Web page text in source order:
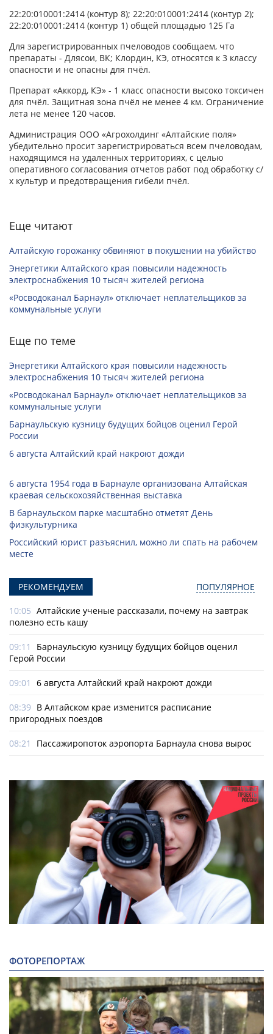
22:20:010001:2414 (контур 8); 22:20:010001:2414 (контур 2);
22:20:010001:2414 (контур 1) общей площадью 125 Га
Для зарегистрированных пчеловодов сообщаем, что
препараты - Длясои, ВК; Клордин, КЭ, относятся к 3 классу
опасности и не опасны для пчёл.
Препарат «Аккорд, КЭ» - 1 класс опасности высоко токсичен
для пчёл. Защитная зона пчёл не менее 4 км. Ограничение
лета не менее 120 часов.
Администрация ООО «Агрохолдинг «Алтайские поля»
убедительно просит зарегистрироваться всем пчеловодам,
находящимся на удаленных территориях, с целью
оперативного согласования отчетов работ под обработку с/
х культур и предотвращения гибели пчёл.
Еще читают
Алтайскую горожанку обвиняют в покушении на убийство
Энергетики Алтайского края повысили надежность
электроснабжения 10 тысяч жителей региона
«Росводоканал Барнаул» отключает неплательщиков за
коммунальные услуги
Еще по теме
Энергетики Алтайского края повысили надежность
электроснабжения 10 тысяч жителей региона
«Росводоканал Барнаул» отключает неплательщиков за
коммунальные услуги
Барнаульскую кузницу будущих бойцов оценил Герой
России
6 августа Алтайский край накроют дожди
6 августа 1954 года в Барнауле организована Алтайская
краевая сельскохозяйственная выставка
В барнаульском парке масштабно отметят День
физкультурника
Российский юрист разъяснил, можно ли спать на рабочем
месте
РЕКОМЕНДУЕМ ПОПУЛЯРНОЕ
10:05 Алтайские ученые рассказали, почему на завтрак
полезно есть кашу
09:11
Барнаульскую кузницу будущих бойцов оценил
Герой России
09:01 6 августа Алтайский край накроют дожди
08:39 В Алтайском крае изменится расписание
пригородных поездов
08:21 Пассажиропоток аэропорта Барнаула снова вырос
ФОТОРЕПОРТАЖ